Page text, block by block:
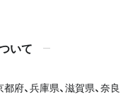
いて
府、兵庫県、滋賀県、奈良